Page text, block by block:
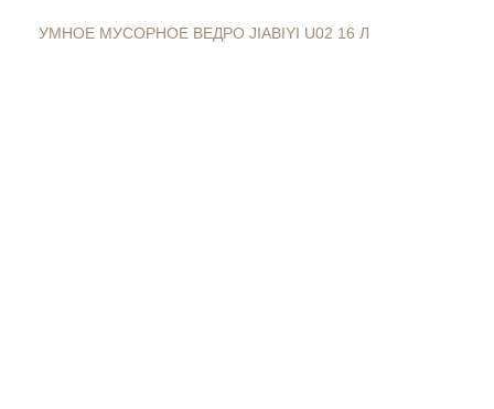
УМНОЕ МУСОРНОЕ ВЕДРО JIABIYI U02 16 Л